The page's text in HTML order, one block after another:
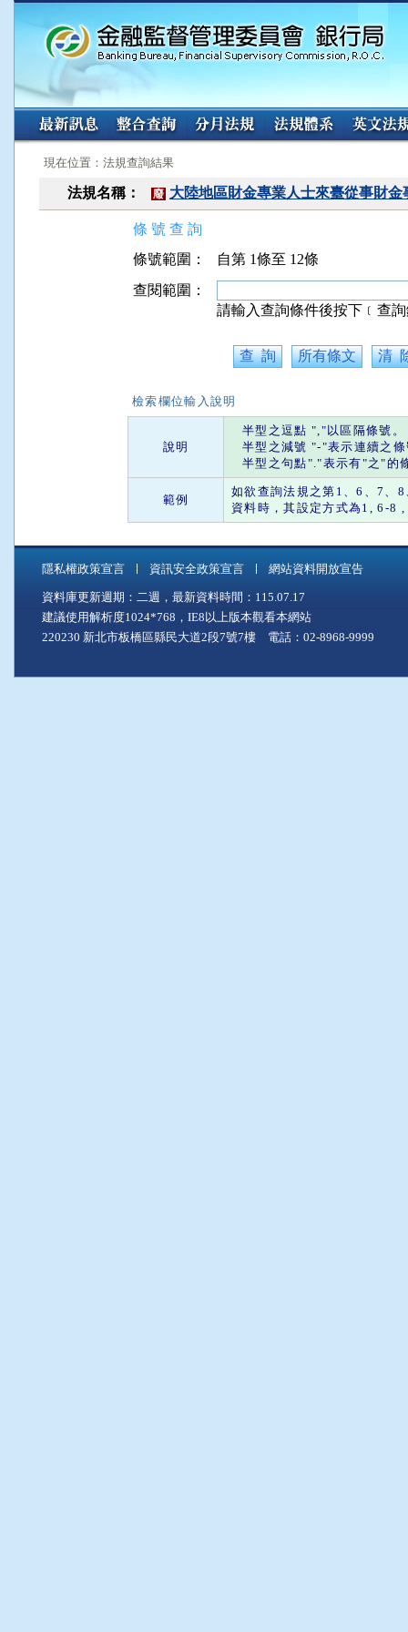
:::
現在位置：法規查詢結果
法規名稱： 廢 大陸地區財金專業人士來臺從事財
條 號 查 詢
條號範圍：
自第 1條至 12條
查閱範圍：
請輸入查詢條件後按下﹝查
檢索欄位輸入說明
說明
半型之 逗點 ","以區隔條號。
半型之 減號 "-"表示連續之
半型之 句點"."表示有"之"的
範例
如欲查詢法規之第1、6、7、
資料時，其設定方式為1, 6-8
隱私權政策宣言 資訊安全政策宣言 網站資料開放宣告
資料庫更新週期：二週，最新資料時間：115.07.17
建議使用解析度1024*768，IE8以上版本觀看本網站
220230 新北市板橋區縣民大道2段7號7樓 電話：02-8968-9999